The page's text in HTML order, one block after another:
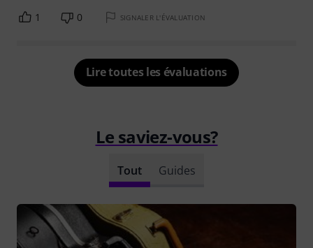
1 0 SIGNALER L'ÉVALUATION
Lire toutes les évaluations
Le saviez-vous?
Tout Guides